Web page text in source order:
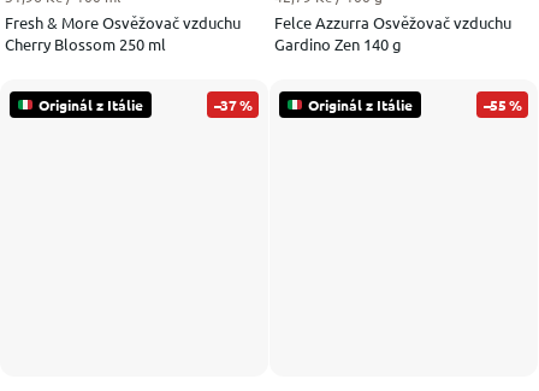
Fresh & More Osvěžovač vzduchu
Cherry Blossom 250 ml
Felce Azzurra Osvěžovač vzduchu
Gardino Zen 140 g
Originál z Itálie –37 % Originál z Itálie –55 %